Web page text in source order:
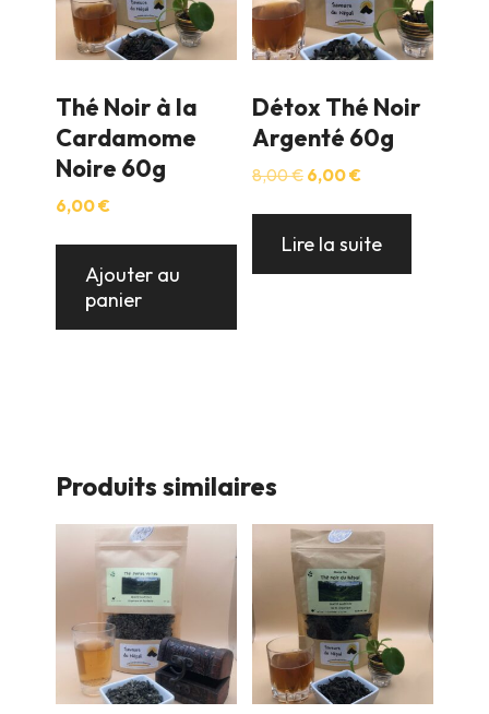
Thé Noir à la
Cardamome
Noire 60g
6,00€
Ajouter au
panier
Détox Thé Noir
Argenté 60g
8,00€ Le
initial
était :
8,00 €.
6,00€Le
actuel
est :
6,00 €.
Lire la suite
Produits similaires